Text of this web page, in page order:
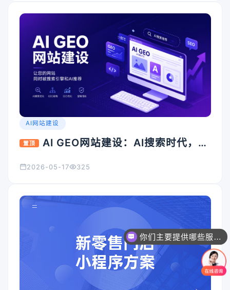
AI网站建设
置顶
AI GEO网站建设：AI搜索时代，企
2026-05-17 325
你们主要提供哪些服务？可以根据需求定制吗？